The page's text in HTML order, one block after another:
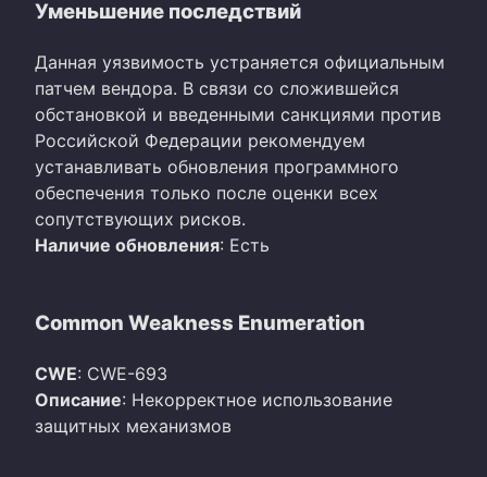
Уменьшение последствий
Данная уязвимость устраняется официальным
патчем вендора. В связи со сложившейся
обстановкой и введенными санкциями против
Российской Федерации рекомендуем
устанавливать обновления программного
обеспечения только после оценки всех
сопутствующих рисков.
Наличие обновления: Есть
Common Weakness Enumeration
CWE: CWE-693
Описание: Некорректное использование
защитных механизмов